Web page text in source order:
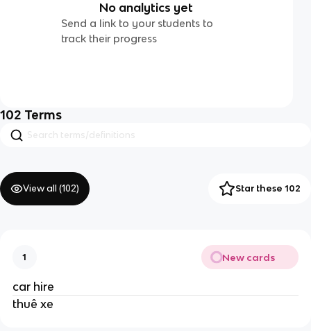
No analytics yet
Send a link to your students to
track their progress
102 Terms
View all (102) Star these 102
1 New cards
car hire
thuê xe